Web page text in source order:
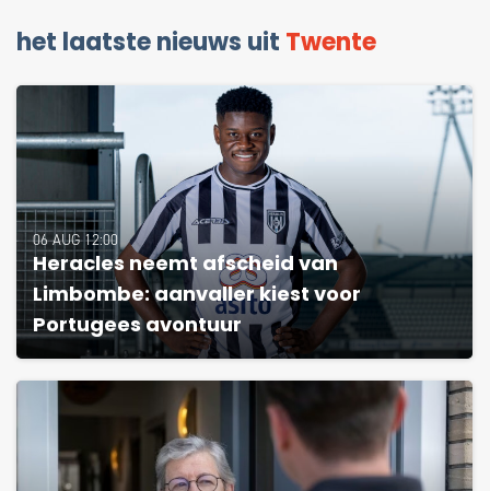
het laatste nieuws uit Twente
06 AUG 12:00
Heracles neemt afscheid van
Limbombe: aanvaller kiest voor
Portugees avontuur